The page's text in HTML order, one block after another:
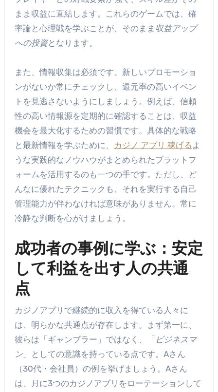
まま収益に直結します。これらのゲームでは、確
率論と心理戦を学ぶことが、そのまま 収益アップ
への投資となります。
また、情報収集は必須です。新しいプロモーショ
ンがないか常にチェックし、還元率の高いイベン
トを見逃さないようにしましょう。例えば、信頼
性の高い情報源を定期的に確認することは、収益
機会を最大化するための習慣です。具体的な戦略
と最新情報を学ぶために、
カジノ アプリ 稼げる よ
うな実践的なノウハウがまとめられたプラットフ
ォームを活用するのも一つの手です。ただし、ど
んなに優れたテクニックも、それを実行する自己
管理能力が伴わなければ意味がありません。常に
冷静な判断を心がけましょう。
成功者の事例に学ぶ：安定
して利益を出す人の共通
点
カジノアプリで継続的に収入を得ている人々に
は、明らかな共通点が存在します。まず第一に、
彼らは「ギャンブラー」ではなく、「 ビジネスマ
ン」としての意識を持っている点です。Aさん
（30代・会社員）の例を挙げましょう。Aさん
は、月に3つのカジノアプリをローテーションして